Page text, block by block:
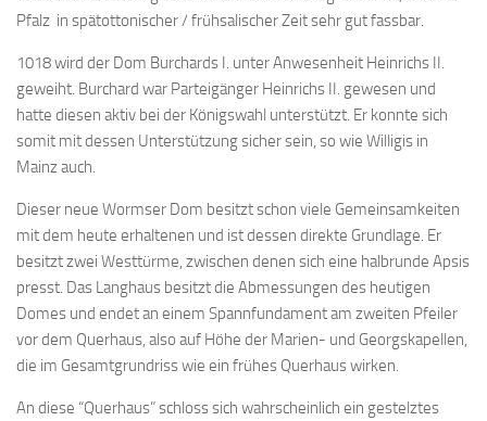
Pfalz in spätottonischer / frühsalischer Zeit sehr gut fassbar.
1018 wird der Dom Burchards I. unter Anwesenheit Heinrichs II.
geweiht. Burchard war Parteigänger Heinrichs II. gewesen und
hatte diesen aktiv bei der Königswahl unterstützt. Er konnte sich
somit mit dessen Unterstützung sicher sein, so wie Willigis in
Mainz auch.
Dieser neue Wormser Dom besitzt schon viele Gemeinsamkeiten
mit dem heute erhaltenen und ist dessen direkte Grundlage. Er
besitzt zwei Westtürme, zwischen denen sich eine halbrunde Apsis
presst. Das Langhaus besitzt die Abmessungen des heutigen
Domes und endet an einem Spannfundament am zweiten Pfeiler
vor dem Querhaus, also auf Höhe der Marien- und Georgskapellen,
die im Gesamtgrundriss wie ein frühes Querhaus wirken.
An diese “Querhaus” schloss sich wahrscheinlich ein gestelztes